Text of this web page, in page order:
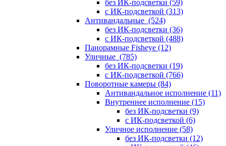
без ИК-подсветки (59)
с ИК-подсветкой (313)
Антивандальные (524)
без ИК-подсветки (36)
с ИК-подсветкой (488)
Панорамные Fisheye (12)
Уличные (785)
без ИК-подсветки (19)
с ИК-подсветкой (766)
Поворотные камеры (84)
Антивандальное исполнение (11)
Внутреннее исполнение (15)
без ИК-подсветки (9)
с ИК-подсветкой (6)
Уличное исполнение (58)
без ИК-подсветки (12)